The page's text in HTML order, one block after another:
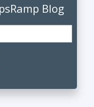
Blog